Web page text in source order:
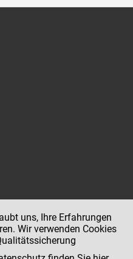
uns, Ihre Erfahrungen
Wir verwenden Cookies